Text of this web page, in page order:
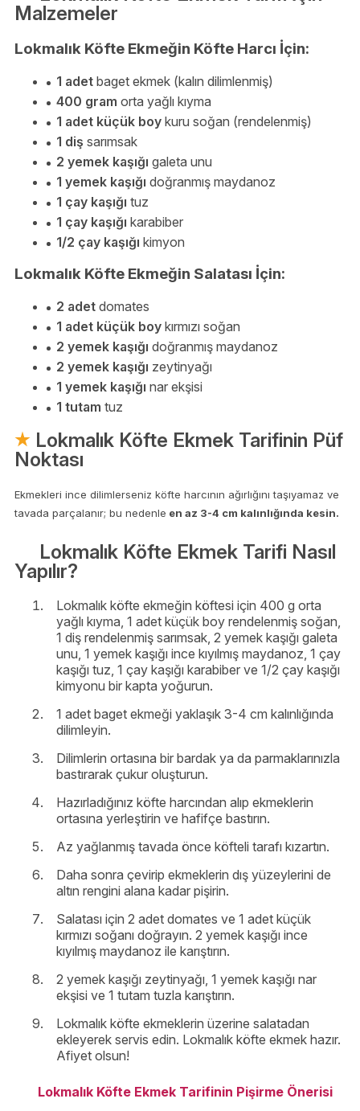
Malzemeler
Lokmalık Köfte Ekmeğin Köfte Harcı İçin:
1 adet baget ekmek (kalın dilimlenmiş)
400 gram orta yağlı kıyma
1 adet küçük boy kuru soğan (rendelenmiş)
1 diş sarımsak
2 yemek kaşığı galeta unu
1 yemek kaşığı doğranmış maydanoz
1 çay kaşığı tuz
1 çay kaşığı karabiber
1/2 çay kaşığı kimyon
Lokmalık Köfte Ekmeğin Salatası İçin:
2 adet domates
1 adet küçük boy kırmızı soğan
2 yemek kaşığı doğranmış maydanoz
2 yemek kaşığı zeytinyağı
1 yemek kaşığı nar ekşisi
1 tutam tuz
Lokmalık Köfte Ekmek Tarifinin Püf
Noktası
Ekmekleri ince dilimlerseniz köfte harcının ağırlığını taşıyamaz ve
tavada parçalanır; bu nedenle en az 3-4 cm kalınlığında kesin.
Lokmalık Köfte Ekmek Tarifi Nasıl
Yapılır?
Lokmalık köfte ekmeğin köftesi için 400 g orta
yağlı kıyma, 1 adet küçük boy rendelenmiş soğan,
1 diş rendelenmiş sarımsak, 2 yemek kaşığı galeta
unu, 1 yemek kaşığı ince kıyılmış maydanoz, 1 çay
kaşığı tuz, 1 çay kaşığı karabiber ve 1/2 çay kaşığı
kimyonu bir kapta yoğurun.
1 adet baget ekmeği yaklaşık 3-4 cm kalınlığında
dilimleyin.
Dilimlerin ortasına bir bardak ya da parmaklarınızla
bastırarak çukur oluşturun.
Hazırladığınız köfte harcından alıp ekmeklerin
ortasına yerleştirin ve hafifçe bastırın.
Az yağlanmış tavada önce köfteli tarafı kızartın.
Daha sonra çevirip ekmeklerin dış yüzeylerini de
altın rengini alana kadar pişirin.
Salatası için 2 adet domates ve 1 adet küçük
kırmızı soğanı doğrayın. 2 yemek kaşığı ince
kıyılmış maydanoz ile karıştırın.
2 yemek kaşığı zeytinyağı, 1 yemek kaşığı nar
ekşisi ve 1 tutam tuzla karıştırın.
Lokmalık köfte ekmeklerin üzerine salatadan
ekleyerek servis edin. Lokmalık köfte ekmek hazır.
Afiyet olsun!
Lokmalık Köfte Ekmek Tarifinin Pişirme Önerisi